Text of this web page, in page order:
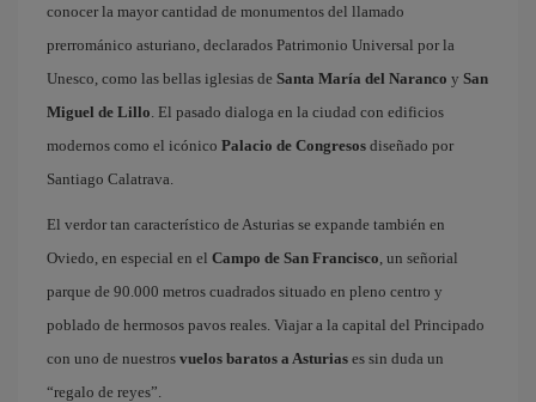
conocer la mayor cantidad de monumentos del llamado
prerrománico asturiano, declarados Patrimonio Universal por la
Unesco, como las bellas iglesias de Santa María del Naranco y San
Miguel de Lillo . El pasado dialoga en la ciudad con edificios
modernos como el icónico Palacio de Congresos diseñado por
Santiago Calatrava.
El verdor tan característico de Asturias se expande también en
Oviedo, en especial en el Campo de San Francisco , un señorial
parque de 90.000 metros cuadrados situado en pleno centro y
poblado de hermosos pavos reales. Viajar a la capital del Principado
con uno de nuestros vuelos baratos a Asturias es sin duda un
“regalo de reyes”.